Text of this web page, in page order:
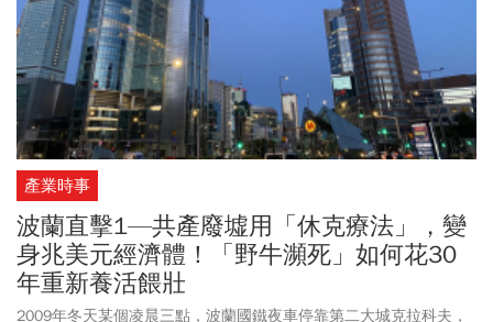
產業時事
波蘭直擊1—共產廢墟用「休克療法」，變
身兆美元經濟體！「野牛瀕死」如何花30
年重新養活餵壯
2009年冬天某個凌晨三點，波蘭國鐵夜車停靠第二大城克拉科夫，